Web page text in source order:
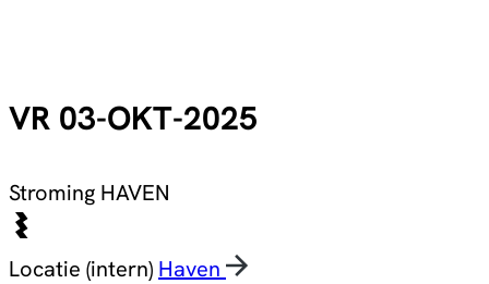
VR 03-OKT-2025
Stroming HAVEN
Locatie (intern) Haven